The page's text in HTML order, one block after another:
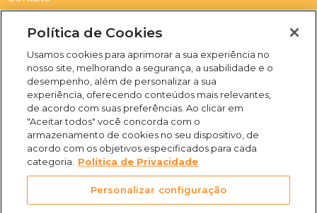
Newsletter
Submit
F
a
c
e
b
o
o
k
f
Y
o
u
t
u
b
e
S
p
o
t
i
f
y
(31) 3469-2500
Rua Campo Verde, 103 -
Juliana, Belo Horizonte -
MG, 31744-513
Política de Cookies
Usamos cookies para aprimorar a sua experiência no
nosso site, melhorando a segurança, a usabilidade e o
desempenho, além de personalizar a sua
experiência, oferecendo conteúdos mais relevantes,
de acordo com suas preferências. Ao clicar em
"Aceitar todos" você concorda com o
armazenamento de cookies no seu dispositivo, de
acordo com os objetivos especificados para cada
categoria. Política de Privacidade
Personalizar configuração